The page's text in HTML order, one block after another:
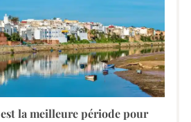
la meilleure période pour